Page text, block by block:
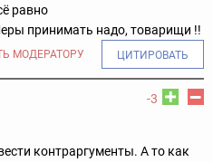
равно
принимать надо, товарищи !!
МОДЕРАТОРУ ЦИТИРОВАТЬ
-3
контраргументы. А то как